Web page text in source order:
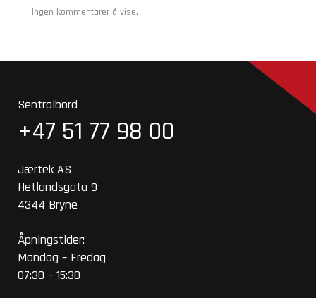
Ingen kommentarer å vise.
Sentralbord
+47 51 77 98 00
Jærtek AS
Hetlandsgata 9
4344 Bryne
Åpningstider:
Mandag – Fredag
07:30 – 15:30